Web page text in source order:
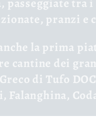
pranzi e
la prima
cantine dei
di Tufo
Falanghina,